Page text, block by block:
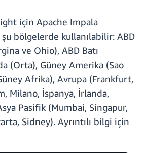
için Apache Impala
şu bölgelerde kullanılabilir: ABD
ve Ohio), ABD Batı
(Orta), Güney Amerika (Sao
Afrika), Avrupa (Frankfurt,
Milano, İspanya, İrlanda,
Pasifik (Mumbai, Singapur,
Sidney). Ayrıntılı bilgi için